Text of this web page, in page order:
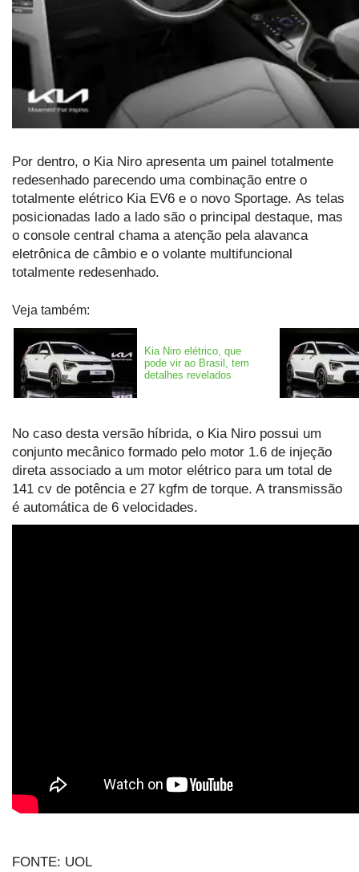
Por dentro, o Kia Niro apresenta um painel totalmente
redesenhado parecendo uma combinação entre o
totalmente elétrico Kia EV6 e o novo Sportage. As telas
posicionadas lado a lado são o principal destaque, mas
o console central chama a atenção pela alavanca
eletrônica de câmbio e o volante multifuncional
totalmente redesenhado.
Veja também:
Kia Niro elétrico, que
pode vir ao Brasil, tem
detalhes revelados
No caso desta versão híbrida, o Kia Niro possui um
conjunto mecânico formado pelo motor 1.6 de injeção
direta associado a um motor elétrico para um total de
141 cv de potência e 27 kgfm de torque. A transmissão
é automática de 6 velocidades.
FONTE: UOL